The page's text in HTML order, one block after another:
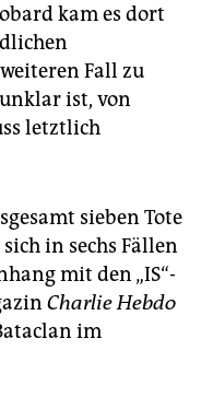
kam es dort
Fall zu
ist, von
letztlich
sieben Tote
in sechs Fällen
mit den „IS“-
Charlie Hebdo
im